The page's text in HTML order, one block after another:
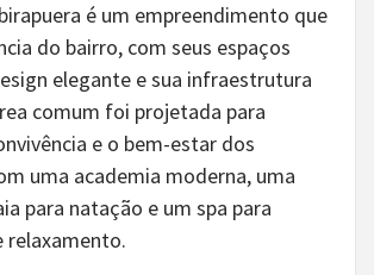
é um empreendimento que
do bairro, com seus espaços
elegante e sua infraestrutura
comum foi projetada para
e o bem-estar dos
uma academia moderna, uma
para natação e um spa para
relaxamento.